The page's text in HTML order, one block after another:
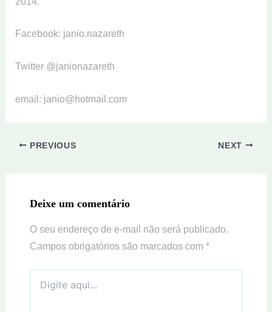
Facebook: janio.nazareth
Twitter @janionazareth
email: janio@hotmail.com
PREVIOUS NEXT
Deixe um comentário
O seu endereço de e-mail não será publicado.
Campos obrigatórios são marcados com *
aqui...